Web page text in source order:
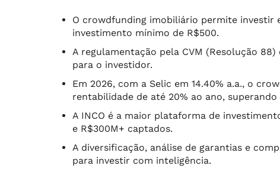
O crowdfunding imobiliário permite
investimento mínimo de R$500.
A regulamentação pela CVM (Resolução
para o investidor.
Em 2026, com a Selic em 14.40% a.a., o
rentabilidade de até 20% ao ano,
A INCO é a maior plataforma de
e R$300M+ captados.
A diversificação, análise de garantias e
para investir com inteligência.